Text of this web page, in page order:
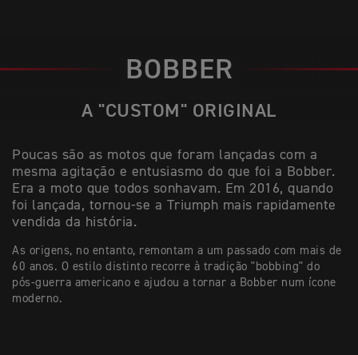
BOBBER
A "CUSTOM" ORIGINAL
Poucas são as motos que foram lançadas com a
mesma agitação e entusiasmo do que foi a Bobber.
Era a moto que todos sonhavam. Em 2016, quando
foi lançada, tornou-se a Triumph mais rapidamente
vendida da história.
As origens, no entanto, remontam a um passado com mais de
60 anos. O estilo distinto recorre à tradição "bobbing" do
pós-guerra americano e ajudou a tornar a Bobber num ícone
moderno.